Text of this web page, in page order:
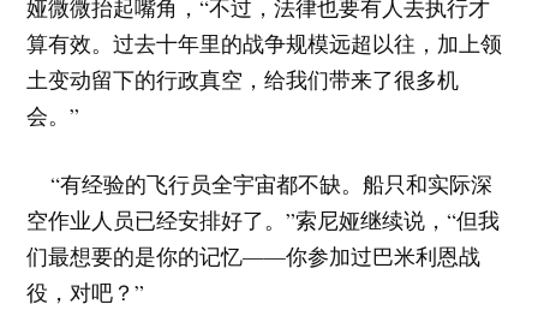
娅微微抬起嘴角，“不过，法律也要有人去执行才
算有效。过去十年里的战争规模远超以往，加上领
土变动留下的行政真空，给我们带来了很多机
会。”
“有经验的飞行员全宇宙都不缺。船只和实际深
空作业人员已经安排好了。”索尼娅继续说，“但我
们最想要的是你的记忆——你参加过巴米利恩战
役，对吧？”